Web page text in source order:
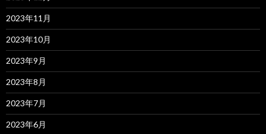
2023年11月
2023年10月
2023年9月
2023年8月
2023年7月
2023年6月